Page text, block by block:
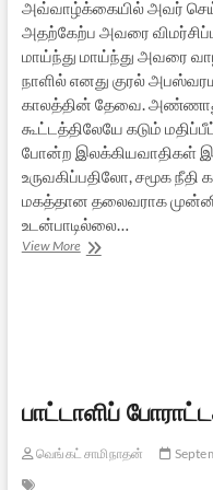
அவ்வாழ்க்கையில் அவர்
அதற்கேற்ப அவரை
மாய்ந்து மாய்ந்து அவரை
நாளில் எனது குரல்
காலத்தின் தேவை.
கூட்டத்திலேயே கடும்
போன்ற இலக்கியவாதிகள்
உருவகிப்பதிலோ, சமூக
மகத்தான தலைவராக
உடன்பாடில்லை…
View Moreஅஞ்சலி:
பாட்டாளிப்
வெங்கட் சாமிநாதன்